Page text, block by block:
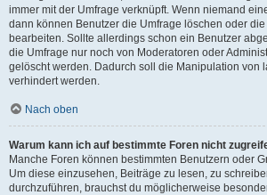
immer mit der Umfrage verknüpft. Wenn niemand
dann können Benutzer die Umfrage löschen oder
bearbeiten. Sollte allerdings schon ein Benutzer
die Umfrage nur noch von Moderatoren oder
gelöscht werden. Dadurch soll die Manipulation von
verhindert werden.
Nach oben
Warum kann ich auf bestimmte Foren nicht
Manche Foren können bestimmten Benutzern oder
Um diese einzusehen, Beiträge zu lesen, zu
durchzuführen, brauchst du möglicherweise